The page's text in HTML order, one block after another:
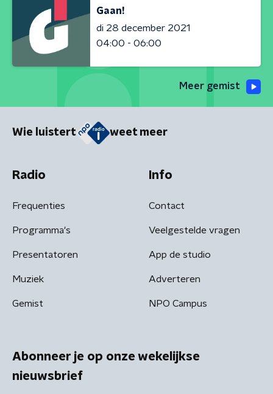
Gaan!
di 28 december 2021
04:00 - 06:00
Meer gemist
Wie luistert weet meer
Radio
Frequenties
Programma's
Presentatoren
Muziek
Gemist
Info
Contact
Veelgestelde vragen
App de studio
Adverteren
NPO Campus
Abonneer je op onze wekelijkse
nieuwsbrief